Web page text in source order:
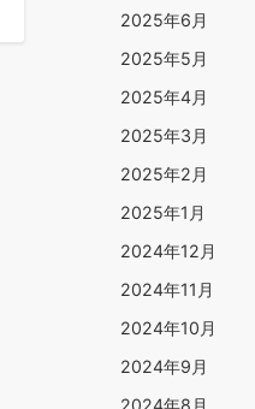
2025年6月
2025年5月
2025年4月
2025年3月
2025年2月
2025年1月
2024年12月
2024年11月
2024年10月
2024年9月
2024年8月